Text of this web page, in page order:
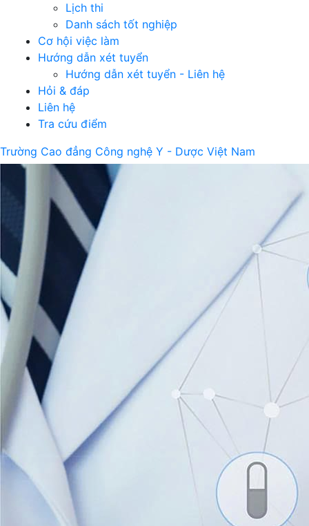
Lịch thi
Danh sách tốt nghiệp
Cơ hội việc làm
Hướng dẫn xét tuyển
Hướng dẫn xét tuyển - Liên hệ
Hỏi & đáp
Liên hệ
Tra cứu điểm
Trường Cao đẳng Công nghệ Y - Dược Việt Nam